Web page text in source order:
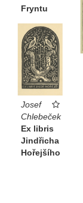
Fryntu
Josef
Chlebeček
Ex libris
Jindřicha
Hořejšího